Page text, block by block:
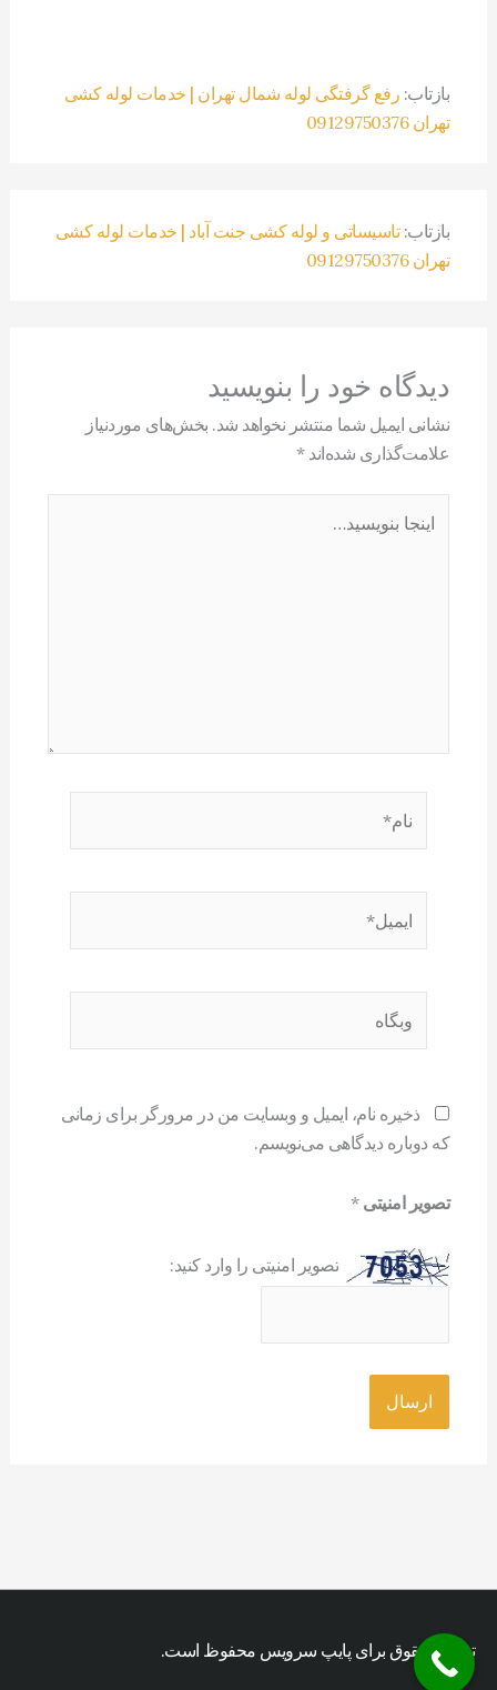
بازتاب: رفع گرفتگی لوله شمال تهران | خدمات لوله کشی
تهران 09129750376
بازتاب:تاسیساتی و لوله کشی جنت آباد | خدمات لوله کشی
تهران 09129750376
دیدگاه‌ خود را بنویسید
نشانی ایمیل شما منتشر نخواهد شد. بخش‌های موردنیاز
علامت‌گذاری شده‌اند*
بنویسید…
ذخیره نام، ایمیل و وبسایت من در مرورگر برای زمانی
که دوباره دیدگاهی می‌نویسم.
تصویر امنیتی*
تصویر امنیتی را وارد کنید:
تمامی حقوق برای پایپ سرویس محفوظ است.